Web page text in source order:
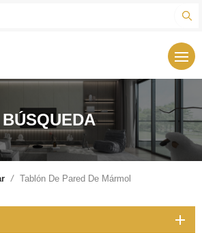
BÚSQUEDA
/ Tablón De Pared De Mármol